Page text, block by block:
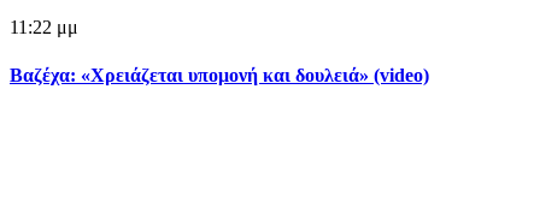
11:22 μμ
Βαζέχα: «Χρειάζεται υπομονή και δουλειά» (video)